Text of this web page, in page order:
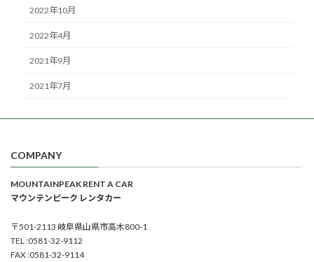
2022年10月
2022年4月
2021年9月
2021年7月
COMPANY
MOUNTAINPEAK RENT A CAR
マウンテンピーク レンタカー
〒501-2113 岐阜県山県市高木800-1
TEL :0581-32-9112
FAX :0581-32-9114